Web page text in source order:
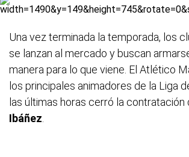
Una vez terminada la temporada, los
se lanzan al mercado y buscan
manera para lo que viene. El Atlético
los principales animadores de la Liga
las últimas horas cerró la contratación
Ibáñez